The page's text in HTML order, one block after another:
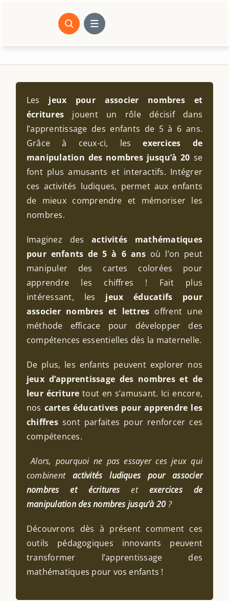
Les jeux pour associer nombres et
écritures jouent un rôle décisif dans
l’apprentissage des enfants de 5 à 6 ans.
Grâce à ceux-ci, lesexercices de
manipulation des nombres jusqu’à 20 se
font plus amusants et interactifs. Intégrer
ces activités ludiques, permet aux enfants
de mieux comprendre et mémoriser les
nombres.
Imaginez desactivités mathématiques
pour enfants de 5 à 6 ans où l’on peut
manipuler des cartes colorées pour
apprendre les chiffres ! Fait plus
intéressant, les jeux éducatifs pour
associer nombres et lettres offrent une
méthode efficace pour développer des
compétences essentielles dès la maternelle.
De plus, les enfants peuvent explorer nos
jeux d’apprentissage des nombres et de
leur écriture tout en s’amusant. Ici encore,
nos cartes éducatives pour apprendre les
chiffressont parfaites pour renforcer ces
compétences.
Alors, pourquoi ne pas essayer ces jeux qui
combinentactivités ludiques pour associer
nombres et écritureset exercices de
manipulation des nombres jusqu’à 20?
Découvrons dès à présent comment ces
outils pédagogiques innovants peuvent
transformer l’apprentissage des
mathématiques pour vos enfants !